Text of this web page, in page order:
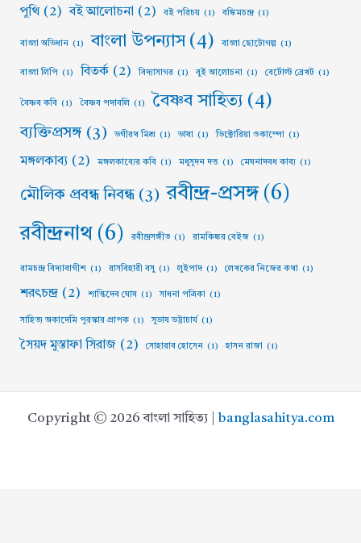
পুথি (2) বই আলোচনা (2) বই পরিচয় (1) বঙ্কিমচন্দ্র (1)
বাংলা অভিধান (1) বাংলা উপন্যাস (4) বাংলা ছোটোগল্প (1)
বাংলা লিপি (1) বিতর্ক (2) বিদ্যাসাগর (1) বুই আলোচনা (1) বের্টোল্ট ব্রেখট (1)
বৈষ্ণব কবি (1) বৈষ্ণব পদাবলি (1) বৈষ্ণব সাহিত্য (4)
ব্যক্তিপ্রসঙ্গ (3) ভগীরথ মিশ্র (1) ভাষা (1) ভিক্টোরিয়া ওকাম্পো (1)
মঙ্গলকাব্য (2) মঙ্গলকাব্যের কবি (1) মধুসূদন দত্ত (1) মেঘনাদবধ কাব্য (1)
মৌলিক প্রবন্ধ নিবন্ধ (3) রবীন্দ্র-প্রসঙ্গ (6)
রবীন্দ্রনাথ (6) রবীন্দ্রসঙ্গীত (1) রামকিঙ্কর বেইজ (1)
রামচন্দ্র বিদ্যাবাগীশ (1) রাসবিহারী বসু (1) লুইপাদ (1) লেখকের নিজের কথা (1)
শরৎচন্দ্র (2) শান্তিদেব ঘোষ (1) সাধনা পত্রিকা (1)
সাহিত্য অকাদেমি পুরস্কার প্রাপক (1) সুভাষ ভট্টাচার্য (1)
সৈয়দ মুস্তাফা সিরাজ (2) সোহারাব হোসেন (1) হাসন রাজা (1)
Copyright © 2026 বাংলা সাহিত্য | banglasahitya.com